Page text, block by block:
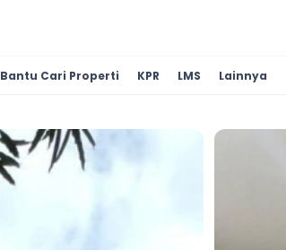
Bantu Cari Properti KPR LMS Lainnya